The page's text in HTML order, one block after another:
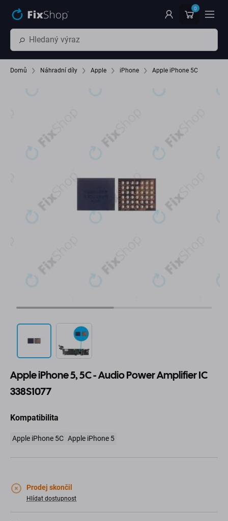
0
Domů Náhradní díly Apple iPhone Apple iPhone 5C
Apple iPhone 5, 5C - Audio Power Amplifier IC
338S1077
Kompatibilita
Apple iPhone 5C Apple iPhone 5
Prodej skončil
Hlídat dostupnost